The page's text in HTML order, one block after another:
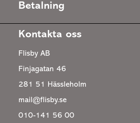
Betalning
Kontakta oss
Flisby AB
Finjagatan 46
281 51 Hässleholm
mail@flisby.se
010-141 56 00